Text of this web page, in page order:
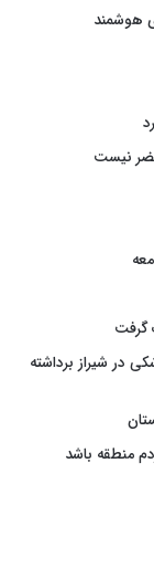
هوشمند
نیست
در شیراز برداشته
منطقه باشد